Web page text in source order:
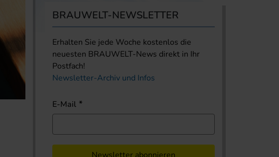
BRAUWELT-NEWSLETTER
Erhalten Sie jede Woche kostenlos die
neuesten BRAUWELT-News direkt in Ihr
Postfach!
Newsletter-Archiv und Infos
E-Mail